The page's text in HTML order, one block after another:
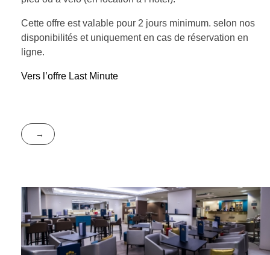
Cette offre est valable pour 2 jours minimum. selon nos
disponibilités et uniquement en cas de réservation en
ligne.
Vers l’offre Last Minute